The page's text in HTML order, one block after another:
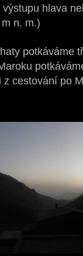
hlava
n. m.)
potkáváme
cestování po